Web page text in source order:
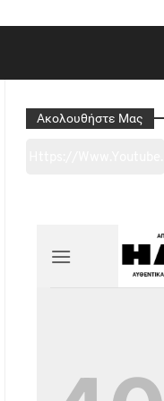
Ακολουθήστε Μας
2ge3sheyTkgpAkeBan